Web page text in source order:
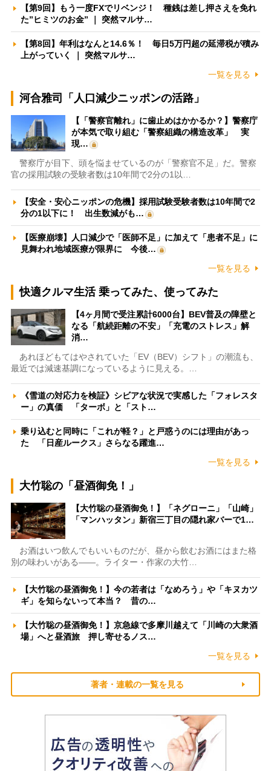
【第9回】もう一度FXでリベンジ！ 種銭は差し押さえを免れ
た”ヒミツのお金” ｜ 突然マルサ…
【第8回】年利はなんと14.6％！ 毎日5万円超の延滞税が積み
上がっていく ｜ 突然マルサ…
一覧を見る
河合雅司「人口減少ニッポンの活路」
【「警察官離れ」に歯止めはかかるか？】警察庁
が本気で取り組む「警察組織の構造改革」 実
現…
警察庁が目下、頭を悩ませているのが「警察官不足」だ。警察
官の採用試験の受験者数は10年間で2分の1以…
【安全・安心ニッポンの危機】採用試験受験者数は10年間で2
分の1以下に！ 出生数減がも…
【医療崩壊】人口減少で「医師不足」に加えて「患者不足」に
見舞われ地域医療が限界に 今後…
一覧を見る
快適クルマ生活 乗ってみた、使ってみた
【4ヶ月間で受注累計6000台】BEV普及の障壁と
なる「航続距離の不安」「充電のストレス」解
消…
あれほどもてはやされていた「EV（BEV）シフト」の潮流も、
最近では減速基調になっているように見える。…
《雪道の対応力を検証》シビアな状況で実感した「フォレスタ
ー」の真価 「ターボ」と「スト…
乗り込むと同時に「これが軽？」と戸惑うのには理由があっ
た 「日産ルークス」さらなる躍進…
一覧を見る
大竹聡の「昼酒御免！」
【大竹聡の昼酒御免！】「ネグローニ」「山崎」
「マンハッタン」新宿三丁目の隠れ家バーで1…
お酒はいつ飲んでもいいものだが、昼から飲むお酒にはまた格
別の味わいがある――。ライター・作家の大竹…
【大竹聡の昼酒御免！】今の若者は「なめろう」や「キヌカツ
ギ」を知らないって本当？ 昔の…
【大竹聡の昼酒御免！】京急線で多摩川越えて「川崎の大衆酒
場」へと昼酒旅 押し寄せるノス…
一覧を見る
著者・連載の一覧を見る